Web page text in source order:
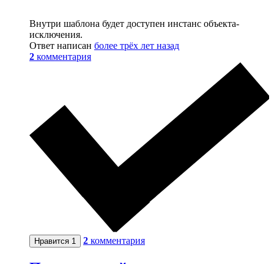
Внутри шаблона будет доступен инстанс объекта-
исключения.
Ответ написан более трёх лет назад
2 комментария
Нравится 1 2 комментария